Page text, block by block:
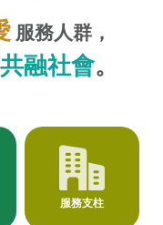
服務人群，
共融社會。
服務支柱